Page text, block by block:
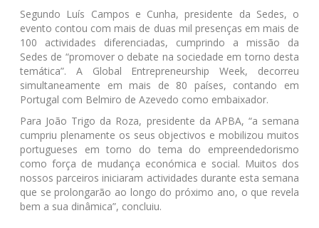
Segundo Luís Campos e Cunha, presidente da Sedes, o
evento contou com mais de duas mil presenças em mais de
100 actividades diferenciadas, cumprindo a missão da
Sedes de “promover o debate na sociedade em torno desta
temática”. A Global Entrepreneurship Week, decorreu
simultaneamente em mais de 80 países, contando em
Portugal com Belmiro de Azevedo como embaixador.
Para João Trigo da Roza, presidente da APBA, “a semana
cumpriu plenamente os seus objectivos e mobilizou muitos
portugueses em torno do tema do empreendedorismo
como força de mudança económica e social. Muitos dos
nossos parceiros iniciaram actividades durante esta semana
que se prolongarão ao longo do próximo ano, o que revela
bem a sua dinâmica”, concluiu.